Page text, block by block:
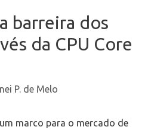
barreira dos
da CPU Core
P. de Melo
marco para o mercado de